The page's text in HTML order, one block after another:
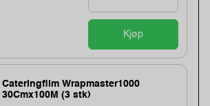
Kjøp
Cateringfilm Wrapmaster1000
30Cmx100M (3 stk)